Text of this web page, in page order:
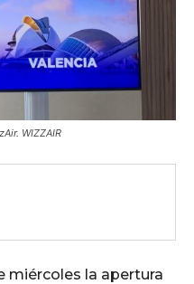
WIZZAIR
miércoles la apertura